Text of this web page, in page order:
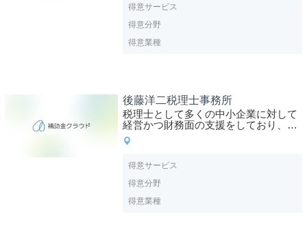
おり、様々な形でのサポートが可能で
ある事務所だと考えております。
得意サービス
得意分野
得意業種
後藤洋二税理士事務所
税理士として多くの中小企業に対して
経営かつ財務面の支援をしており、業
績改善や財務改善に成功している。
得意サービス
得意分野
得意業種